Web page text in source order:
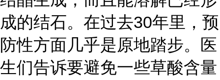
成的结石。在过去30年里，预
防性方面几乎是原地踏步。医
生们告诉要避免一些草酸含量